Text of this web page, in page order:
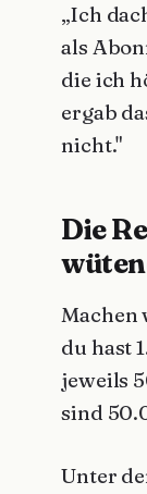
„Ich
als
die ich
ergab
nicht."
Die
Machen
du hast
jeweils
sind
Unter